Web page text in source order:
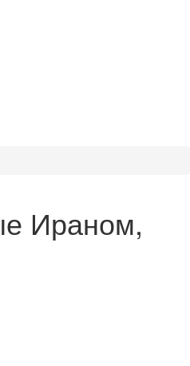
Ираном,